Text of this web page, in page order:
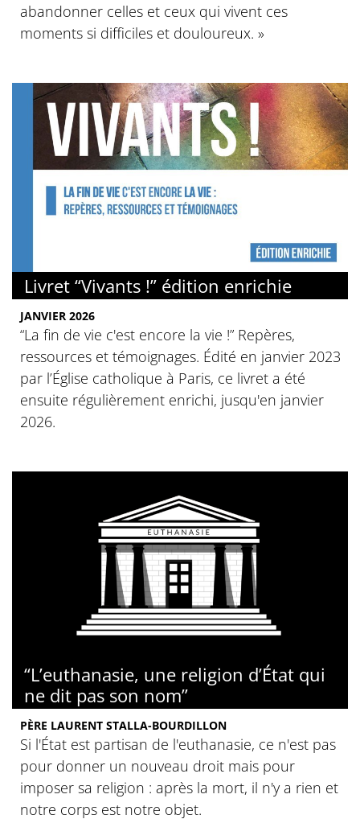
abandonner celles et ceux qui vivent ces
moments si difficiles et douloureux. »
Livret “Vivants !” édition enrichie
JANVIER 2026
“La fin de vie c'est encore la vie !” Repères,
ressources et témoignages. Édité en janvier 2023
par l’Église catholique à Paris, ce livret a été
ensuite régulièrement enrichi, jusqu'en janvier
2026.
“L’euthanasie, une religion d’État qui
ne dit pas son nom”
PÈRE LAURENT STALLA-BOURDILLON
Si l'État est partisan de l'euthanasie, ce n'est pas
pour donner un nouveau droit mais pour
imposer sa religion : après la mort, il n'y a rien et
notre corps est notre objet.